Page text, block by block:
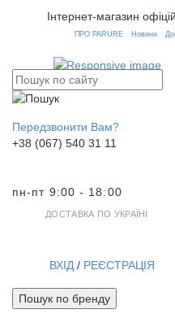
Інтернет-магазин
ПРО PARURE Новини
Передзвонити Вам?
+38 (067) 540 31 11
пн-пт 9:00 - 18:00
ДОСТАВКА ПО УКРАЇНІ
ВХІД / РЕЄСТРАЦІЯ
Пошук по бренду